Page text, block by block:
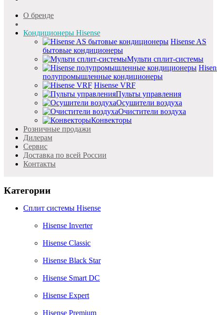
О бренде
Кондиционеры Hisense
Hisense AS
бытовые кондиционеры
Мульти сплит-системы
полупромышленные кондиционеры
Hisense VRF
Пульты управления
Осушители воздуха
Очистители воздуха
Конвекторы
Розничные продажи
Дилерам
Cервис
Доставка по всей России
Контакты
Категории
Сплит системы Hisense
Hisense Inverter
Hisense Classic
Hisense Black Star
Hisense Smart DC
Hisense Expert
Hisense Premium